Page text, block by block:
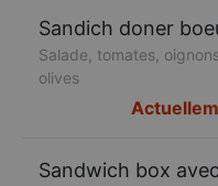
Sandich doner
Salade, tomates,
olives
Sandwich box